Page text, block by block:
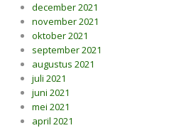
december 2021
november 2021
oktober 2021
september 2021
augustus 2021
juli 2021
juni 2021
mei 2021
april 2021